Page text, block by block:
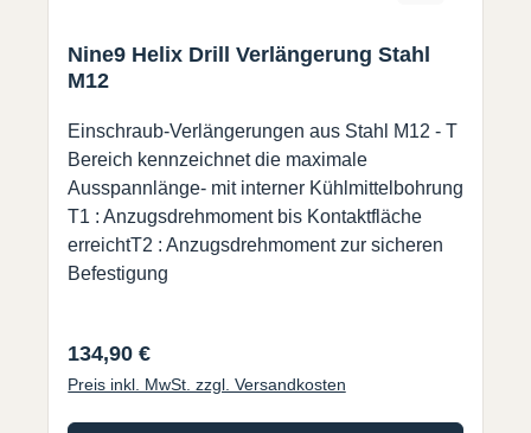
Nine9 Helix Drill Verlängerung Stahl
M12
Einschraub-Verlängerungen aus Stahl M12 - T
Bereich kennzeichnet die maximale
Ausspannlänge- mit interner Kühlmittelbohrung
T1 : Anzugsdrehmoment bis Kontaktfläche
erreichtT2 : Anzugsdrehmoment zur sicheren
Befestigung
Regulärer Preis:
134,90 €
Preis inkl. MwSt. zzgl. Versandkosten